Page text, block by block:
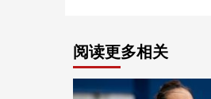
阅读更多相关